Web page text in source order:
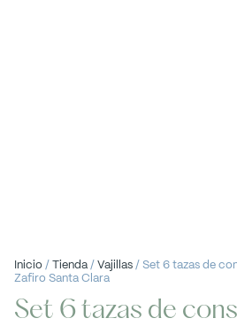
Inicio/Tienda/Vajillas/ Set 6 tazas de
Zafiro Santa Clara
Set 6 tazas de